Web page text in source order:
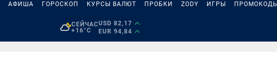
АФИША ГОРОСКОП КУРСЫ ВАЛЮТ ПРОБКИ ZODY ИГРЫ ПРОМОКОДЫ
СЕЙЧАС
+16°C
USD 82,17
EUR 94,84